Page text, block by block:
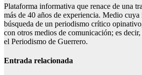
Plataforma informativa que renace de una
más de 40 años de experiencia. Medio cuya
búsqueda de un periodismo crítico
con otros medios de comunicación; es
el Periodismo de Guerrero.
Entrada relacionada